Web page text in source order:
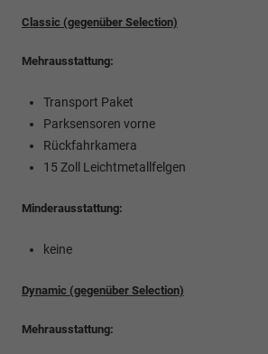
Classic (gegenüber Selection)
Mehrausstattung:
Transport Paket
Parksensoren vorne
Rückfahrkamera
15 Zoll Leichtmetallfelgen
Minderausstattung:
keine
Dynamic (gegenüber Selection)
Mehrausstattung: